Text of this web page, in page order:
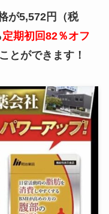
が5,572円（税
定期初回82％オフ
とができます！